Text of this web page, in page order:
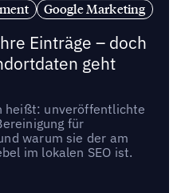
Google Marketing
Einträge – doch
geht
heißt: unveröffentlichte
für
warum sie der am
im lokalen SEO ist.